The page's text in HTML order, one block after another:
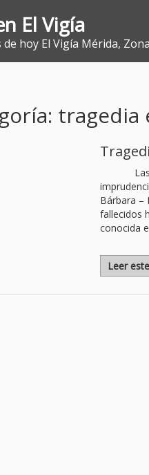
El Vigía
hoy El Vigía Mérida,
Bárbara –
fallecidos
conocida
Leer